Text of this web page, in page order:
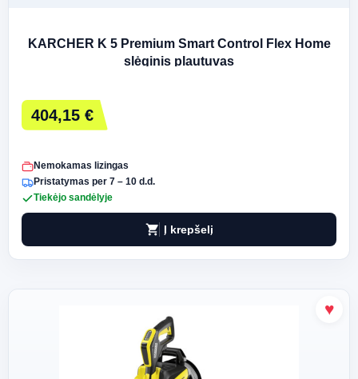
KARCHER K 5 Premium Smart Control Flex Home
slėginis plautuvas
404,15 €
Nemokamas lizingas
Pristatymas per 7 – 10 d.d.
Tiekėjo sandėlyje
shopping_cart Į krepšelį